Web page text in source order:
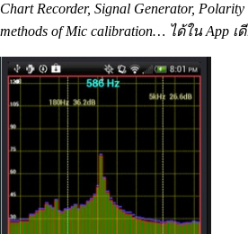
Chart Recorder, Signal Generator,
methods of Mic calibration… ได้ใน App เ